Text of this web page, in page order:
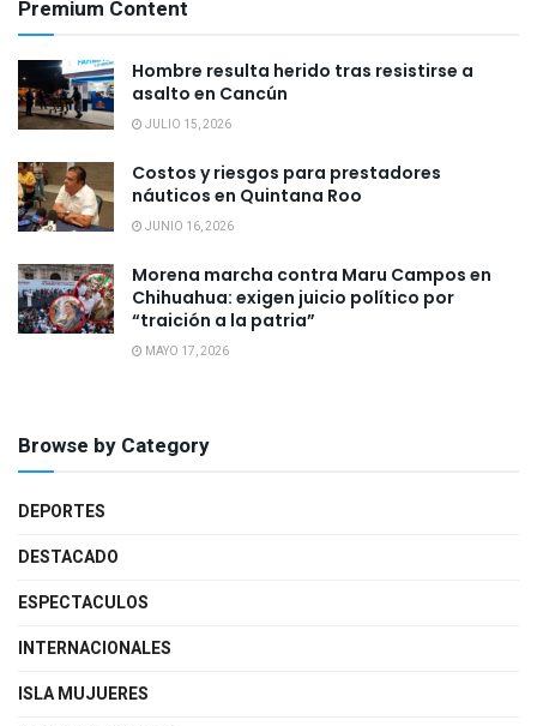
Premium Content
Hombre resulta herido tras resistirse a
asalto en Cancún
JULIO 15, 2026
Costos y riesgos para prestadores
náuticos en Quintana Roo
JUNIO 16, 2026
Morena marcha contra Maru Campos en
Chihuahua: exigen juicio político por
“traición a la patria”
MAYO 17, 2026
Browse by Category
DEPORTES
DESTACADO
ESPECTACULOS
INTERNACIONALES
ISLA MUJUERES